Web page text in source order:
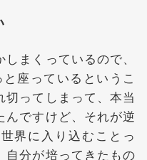
まくっているので、
座っているというこ
切ってしまって、本当
ですけど、それが逆
界に入り込むことっ
自分が培ってきたもの